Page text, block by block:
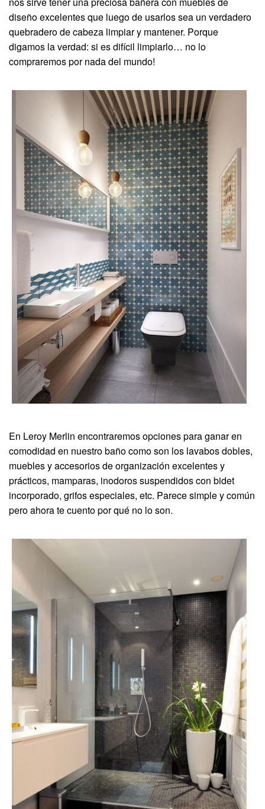
diseño excelentes que luego de usarlos sea un verdadero
quebradero de cabeza limpiar y mantener. Porque
digamos la verdad: si es difícil limpiarlo… no lo
compraremos por nada del mundo!
En Leroy Merlin encontraremos opciones para ganar en
comodidad en nuestro baño como son los lavabos dobles,
muebles y accesorios de organización excelentes y
prácticos, mamparas, inodoros suspendidos con bidet
incorporado, grifos especiales, etc. Parece simple y común
pero ahora te cuento por qué no lo son.